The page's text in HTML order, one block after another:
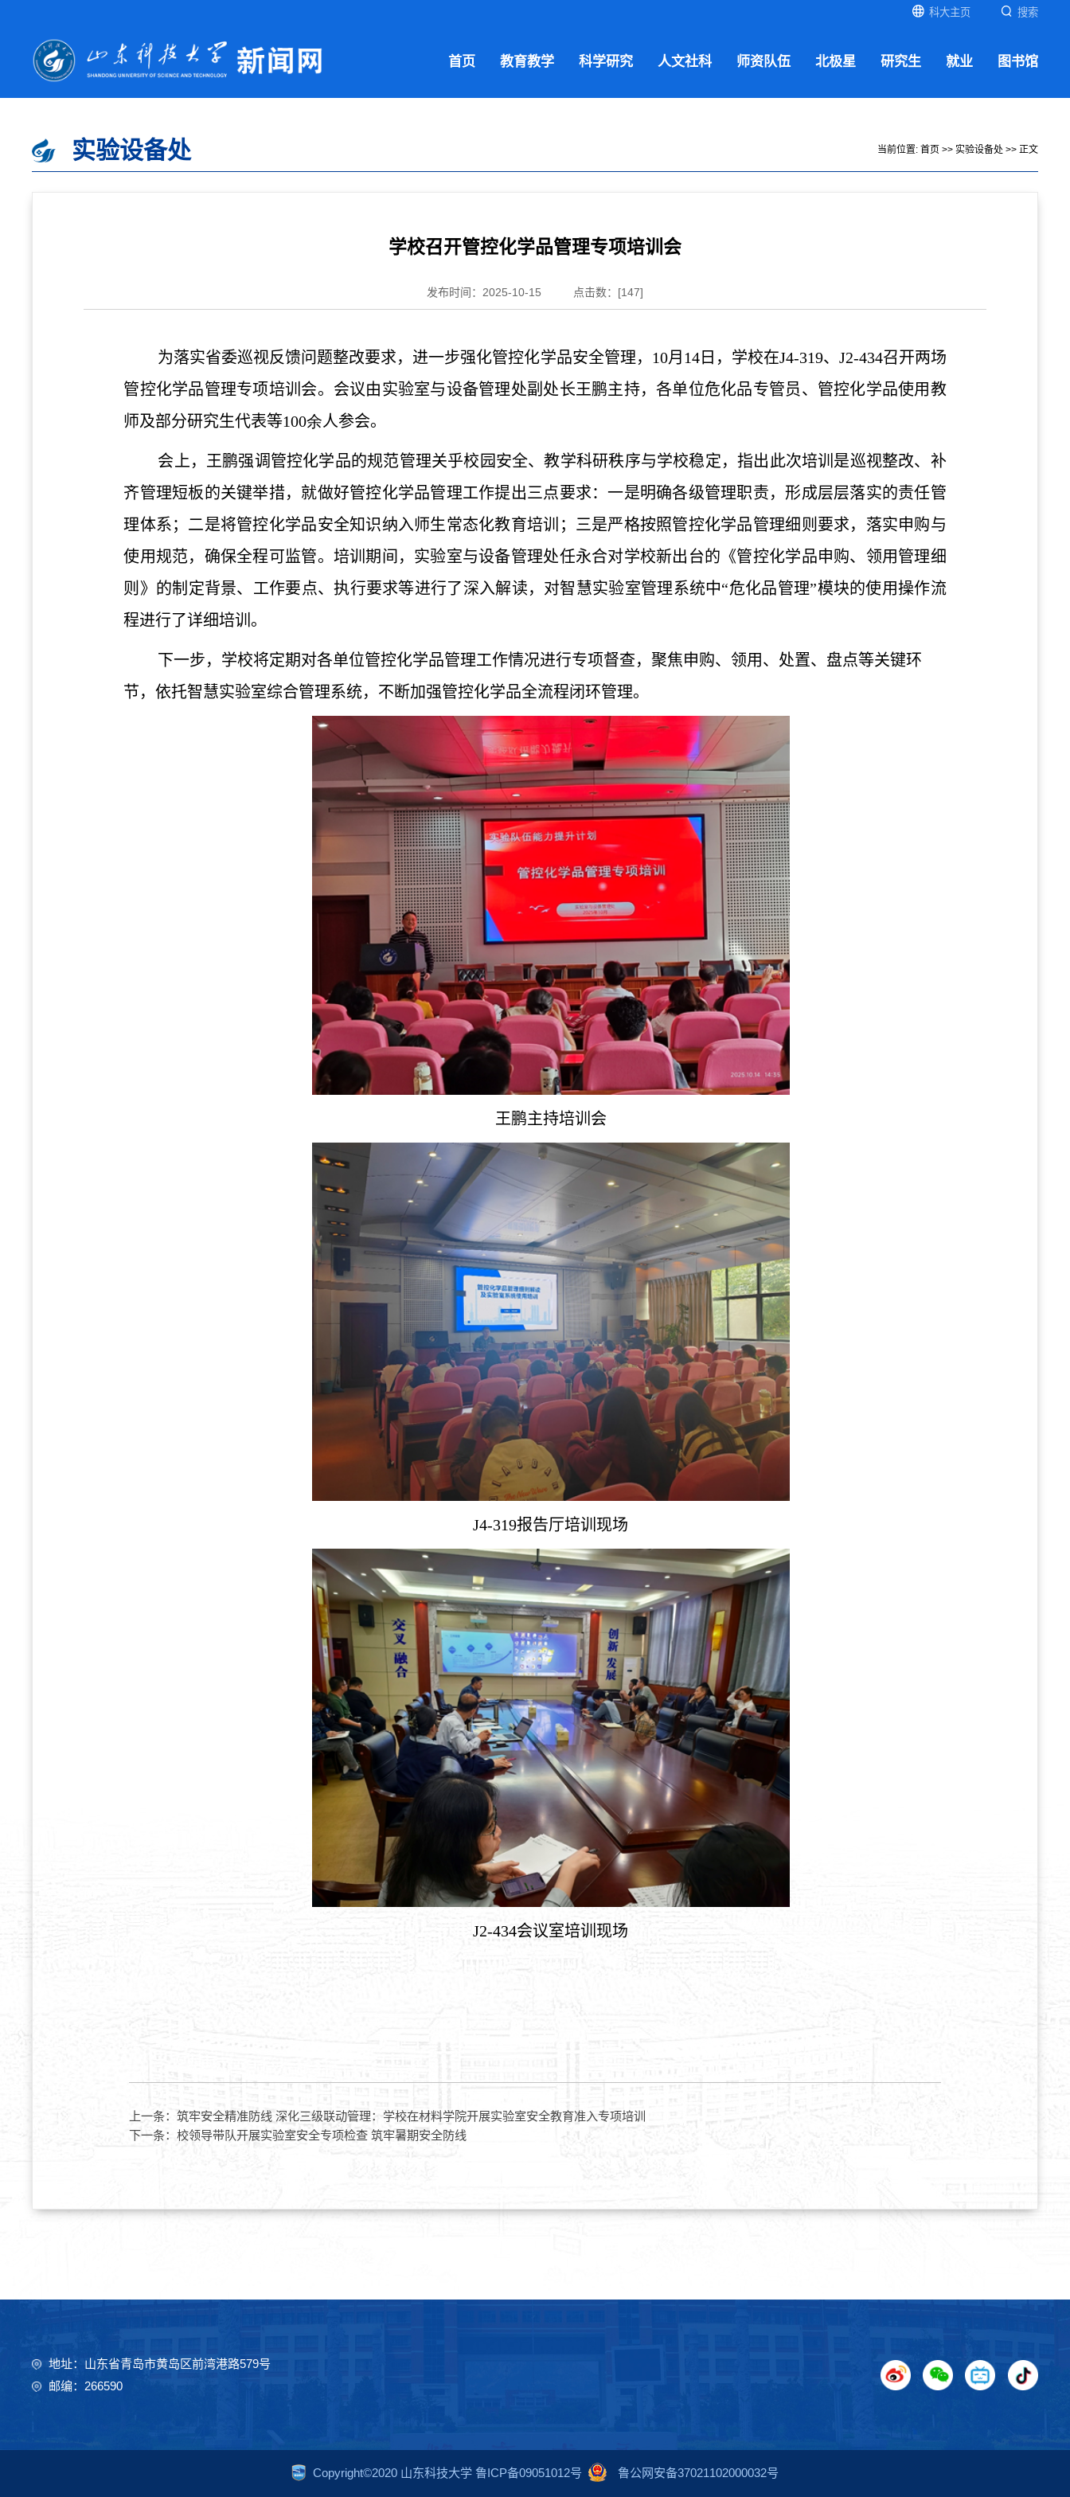
科大主页 搜索
首页 教育教学 科学研究 人文社科 师资队伍 北极星 研究生 就业 图书馆
实验设备处 当前位置: 首页 >> 实验设备处 >> 正文
学校召开管控化学品管理专项培训会
发布时间：2025-10-15 点击数：[147]
为落实省委巡视反馈问题整改要求，进一步强化管控化学品安全管理， 10月 14日，学校在J4-319、 J2-434召开两场
管控化学品管理专项培训会。会议由实验室与设备管理处副处长王鹏主持，各单位危化品专管员、管控化学品使用教
师及部分研究生代表等100余人参会。
会上，王鹏强调管控化学品的规范管理关乎校园安全、教学科研秩序与学校稳定，指出此次培训是巡视整改、补
齐管理短板的关键举措，就做好管控化学品管理工作提出三点要求：一是明确各级管理职责，形成层层落实的责任管
理体系；二是将管控化学品安全知识纳入师生常态化教育培训；三是严格按照管控化学品管理细则要求，落实申购与
使用规范，确保全程可监管。培训期间，实验室与设备管理处任永合对学校新出台的《管控化学品申购、领用管理细
则》的制定背景、工作要点、执行要求等进行了深入解读，对智慧实验室管理系统中“危化品管理”模块的使用操作流
程进行了详细培训。
下一步，学校将定期对各单位管控化学品管理工作情况进行专项督查，聚焦申购、领用、处置、盘点等关键环
节，依托智慧实验室综合管理系统，不断加强管控化学品全流程闭环管理。
王鹏主持培训会
J4-319报告厅培训现场
J2-434会议室培训现场
上一条： 筑牢安全精准防线 深化三级联动管理：学校在材料学院开展实验室安全教育准入专项培训
下一条： 校领导带队开展实验室安全专项检查 筑牢暑期安全防线
地址：山东省青岛市黄岛区前湾港路579号
邮编：266590
Copyright©2020 山东科技大学 鲁ICP备09051012号 鲁公网安备37021102000032号